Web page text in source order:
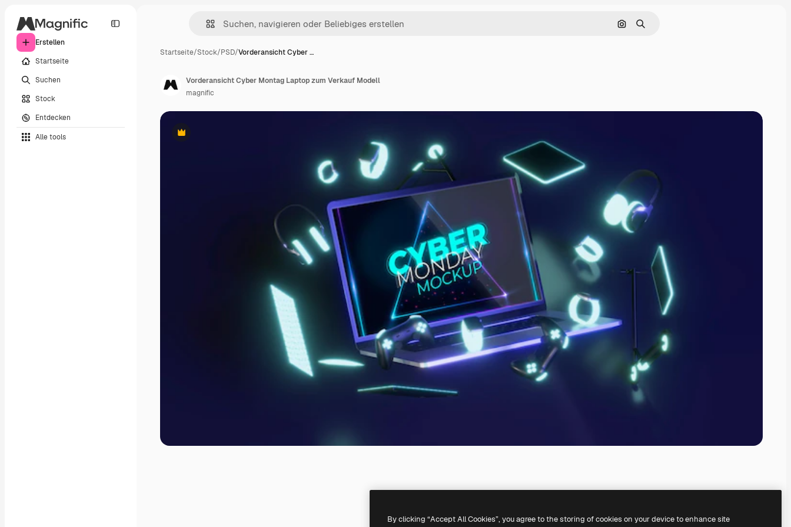
Erstellen
Startseite
Suchen
Stock
Entdecken
Alle tools
Nach Bild suchen
Suchen
Startseite/Stock/PSD/Vorderansicht Cyber …
Premium
Vorderansicht Cyber Montag Laptop zum Verkauf Modell
magnific
By clicking “Accept All Cookies”, you agree to the storing of cookies on your device to enhance site